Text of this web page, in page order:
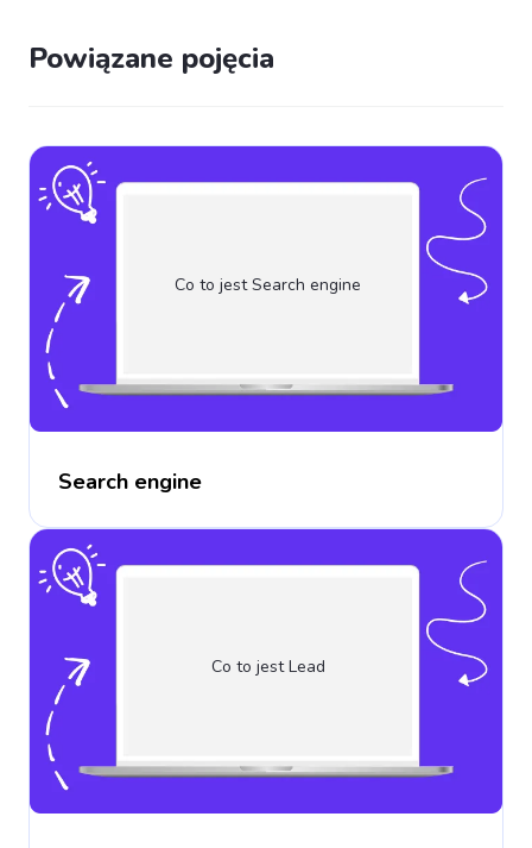
Powiązane pojęcia
Co to jest Search engine
Search engine
Co to jest Lead